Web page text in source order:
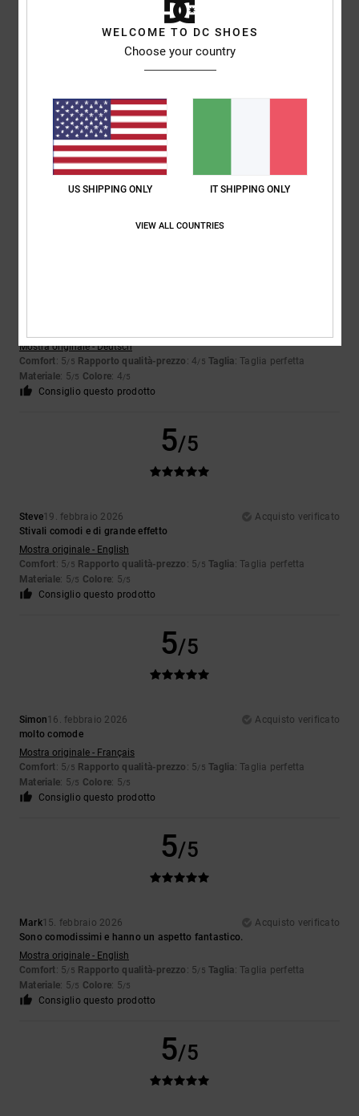
5/5
24. febbraio 2026
Ottimo prezzo, ottima qualità
Mostra originale - English
Rapporto qualità-prezzo: 5/5 Taglia
: 5/5
Consiglio questo prodotto
5
Mostra originale - Deutsch
Comfort: 5/5 Rapporto qualità-prezzo : 4/5 Taglia: Taglia perfetta
Materiale: 5/5 Colore: 4/5
Consiglio questo prodotto
5/5
Steve19. febbraio 2026
Acquisto verificato
Stivali comodi e di grande effetto
Mostra originale - English
Comfort: 5/5 Rapporto qualità-prezzo : 5/5 Taglia: Taglia perfetta
Materiale: 5/5 Colore: 5/5
Consiglio questo prodotto
5/5
Simon16. febbraio 2026
Acquisto verificato
molto comode
Mostra originale - Français
Comfort: 5/5 Rapporto qualità-prezzo : 5/5 Taglia: Taglia perfetta
Materiale: 5/5 Colore: 5/5
Consiglio questo prodotto
5/5
Mark15. febbraio 2026
Acquisto verificato
Sono comodissimi e hanno un aspetto fantastico.
Mostra originale - English
Comfort: 5/5 Rapporto qualità-prezzo : 5/5 Taglia: Taglia perfetta
Materiale: 5/5 Colore: 5/5
Consiglio questo prodotto
5/5
WELCOME TO DC SHOES
Choose your country
US SHIPPING ONLY IT SHIPPING ONLY
VIEW ALL COUNTRIES